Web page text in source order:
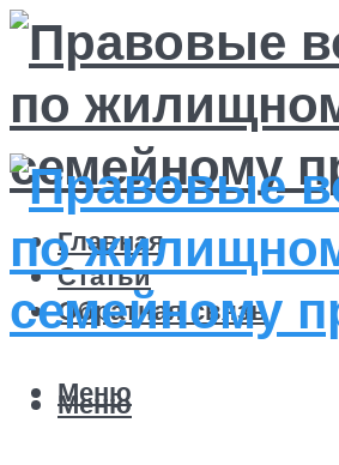
Главная
Статьи
Обратная связь
Меню
Меню